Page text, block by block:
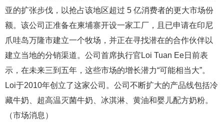
亚的扩张步伐，以抢占该地区超过 5 亿消费者的更大市场份
额。该公司正准备在柬埔寨开设一家工厂，且已申请在印尼
爪哇岛万隆市建立一个牧场，并正在寻找潜在的合作伙伴以
建立当地的分销渠道。公司首席执行官Loi Tuan Ee日前表
示，在未来三到五年，这些市场的增长潜力“可能相当大”。
Loi于2010年创立了这家公司。公司不断扩大的产品线包括冷
藏牛奶、超高温灭菌牛奶、冰淇淋、黄油和婴儿配方奶粉。
（市场消息）